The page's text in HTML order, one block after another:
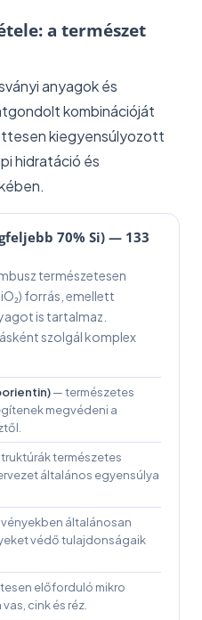
a természet
anyagok és
kombinációját
kiegyensúlyozott
hidratáció és
70% Si) — 133
természetesen
forrás, emellett
is tartalmaz.
szolgál komplex
— természetes
megvédeni a
természetes
általános egyensúlya
általánosan
védő tulajdonságaik
előforduló mikro
cink és réz.